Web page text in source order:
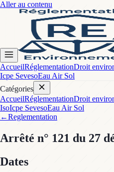
Aller au contenu
AccueilRéglementationDroit
Icpe SevesoEau Air Sol
Catégories
AccueilRéglementationDroit
IsoIcpe SevesoEau Air Sol
←Reglementation
Arrêté n° 121 du 27
Dates